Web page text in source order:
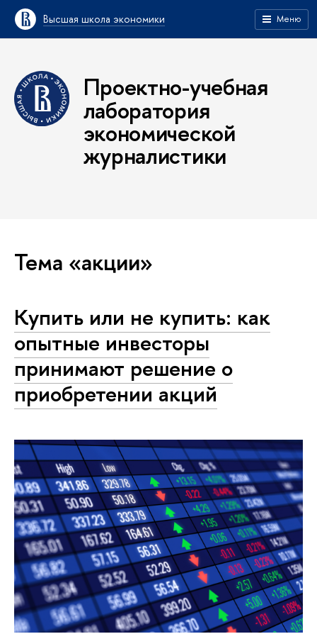
Высшая школа экономики Меню
Проектно-учебная
лаборатория
экономической
журналистики
Тема «акции»
Купить или не купить: как
опытные инвесторы
принимают решение о
приобретении акций